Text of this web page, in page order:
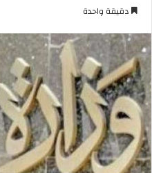
دقيقة واحدة